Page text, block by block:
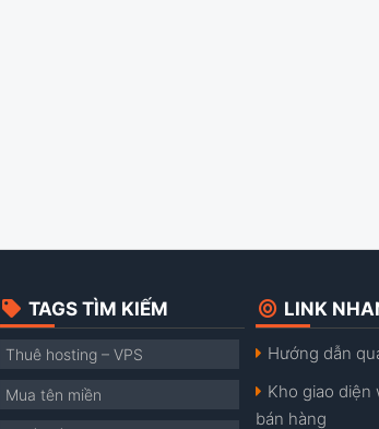
TAGS TÌM KIẾM
Thuê hosting – VPS
Mua tên miền
LINK
Hướng dẫn
Kho giao diện
bán hàng